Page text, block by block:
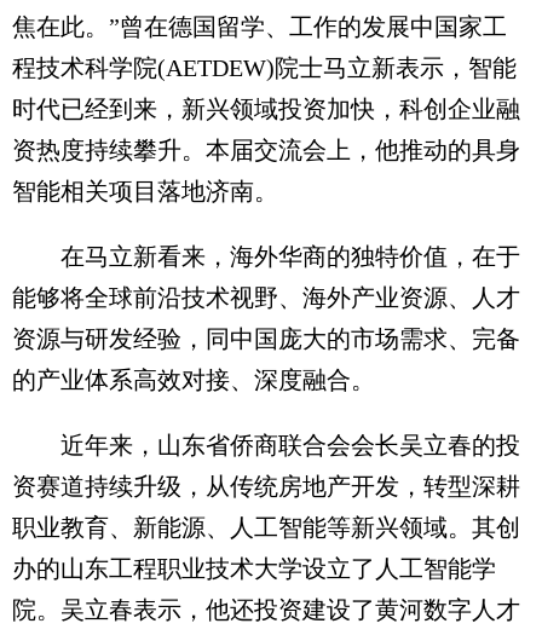
焦在此。”曾在德国留学、工作的发展中国家工
程技术科学院(AETDEW)院士马立新表示，智能
时代已经到来，新兴领域投资加快，科创企业融
资热度持续攀升。本届交流会上，他推动的具身
智能相关项目落地济南。
在马立新看来，海外华商的独特价值，在于
能够将全球前沿技术视野、海外产业资源、人才
资源与研发经验，同中国庞大的市场需求、完备
的产业体系高效对接、深度融合。
近年来，山东省侨商联合会会长吴立春的投
资赛道持续升级，从传统房地产开发，转型深耕
职业教育、新能源、人工智能等新兴领域。其创
办的山东工程职业技术大学设立了人工智能学
院。吴立春表示，他还投资建设了黄河数字人才